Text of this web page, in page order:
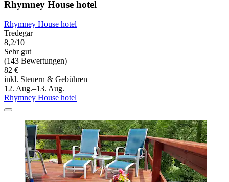
Rhymney House hotel
Rhymney House hotel
Tredegar
8,2/10
Sehr gut
(143 Bewertungen)
82 €
inkl. Steuern & Gebühren
12. Aug.–13. Aug.
Rhymney House hotel